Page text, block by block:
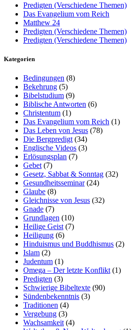
Predigten (Verschiedene Themen)
Das Evangelium vom Reich
Matthew 24
Predigten (Verschiedene Themen)
Predigten (Verschiedene Themen)
Kategorien
Bedingungen (8)
Bekehrung (5)
Bibelstudium (9)
Biblische Antworten (6)
Christentum (1)
Das Evangelium vom Reich (1)
Das Leben von Jesus (78)
Die Bergpredigt (34)
Englische Videos (3)
Erlösungsplan (7)
Gebet (7)
Gesetz, Sabbat & Sonntag (32)
Gesundheitsseminar(24)
Glaube (8)
Gleichnisse von Jesus (32)
Gnade (7)
Grundlagen (10)
Heilige Geist (7)
Heiligung (6)
Hinduismus und Buddhismus (2)
Islam (2)
Judentum (1)
Omega – Der letzte Konflikt (1)
Predigten (3)
Schwierige Bibeltexte (90)
Sündenbekenntnis (3)
Traditionen (4)
Vergebung (3)
Wachsamkeit (4)